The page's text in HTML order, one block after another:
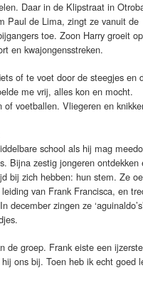
Daar in de Klipstraat in
Paul de Lima, zingt ze vanuit de
toe. Zoon Harry groeit
en kwajongensstreken.
of te voet door de steegjes en
me vrij, alles kon en mocht.
voetballen. Vliegeren en
school als hij mag
Bijna zestig jongeren ontdekken
bij zich hebben: hun stem. Ze
van Frank Francisca, en
december zingen ze
de groep. Frank eiste een
ons bij. Toen heb ik echt goed